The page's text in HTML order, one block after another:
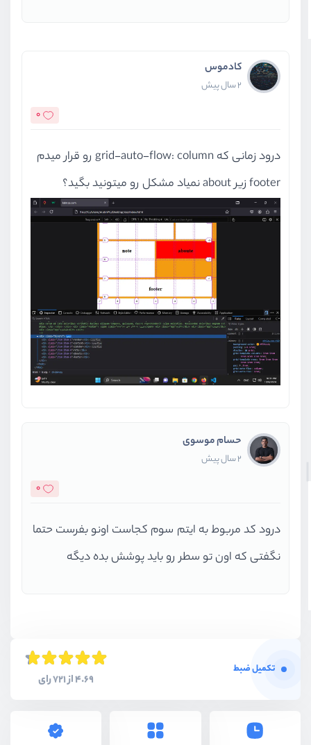
کادموس
2 سال پیش
0
درود زمانی که grid-auto-flow: column رو قرار میدم
footer زیر about نمیاد مشکل رو میتونید بگید؟
حسام موسوی
2 سال پیش
0
درود کد مربوط به ایتم سوم کجاست اونو بفرست حتما
نگفتی که اون تو سطر رو باید پوشش بده دیگه
تکمیل ضبط
4.69 از 721 رای